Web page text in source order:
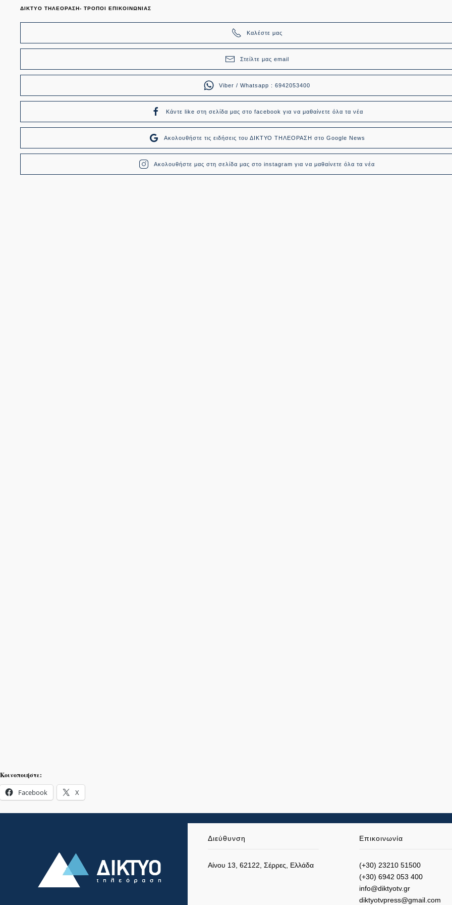
ΔΙΚΤΥΟ ΤΗΛΕΟΡΑΣΗ- ΤΡΟΠΟΙ ΕΠΙΚΟΙΝΩΝΙΑΣ
Καλέστε μας
Στείλτε μας email
Viber / Whatsapp : 6942053400
Κάντε like στη σελίδα μας στο facebook για να μαθαίνετε όλα τα νέα
Ακολουθήστε τις ειδήσεις του ΔΙΚΤΥΟ ΤΗΛΕΟΡΑΣΗ στο Google News
Ακολουθήστε μας στη σελίδα μας στο instagram για να μαθαίνετε όλα τα νέα
Κοινοποιήστε:
Facebook X
Διεύθυνση
Αίνου 13, 62122, Σέρρες, Ελλάδα
Επικοινωνία
(+30) 23210 51500
(+30) 6942 053 400
info@diktyotv.gr
diktyotvpress@gmail.com